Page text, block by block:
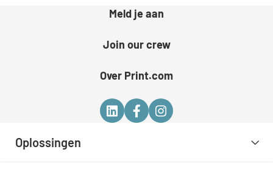
Meld je aan
Join our crew
Over Print.com
Oplossingen